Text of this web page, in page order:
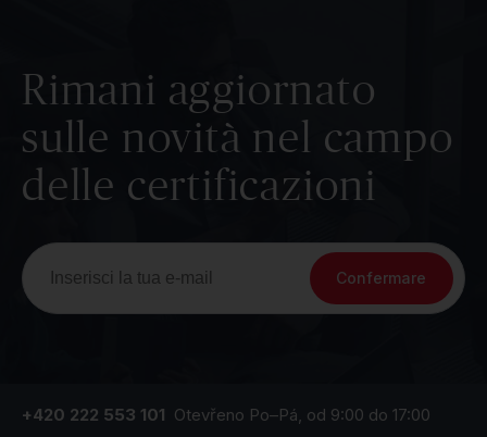
Rimani aggiornato
sulle novità nel campo
delle certificazioni
Confermare
+420 222 553 101 Otevřeno Po–Pá, od 9:00 do 17:00